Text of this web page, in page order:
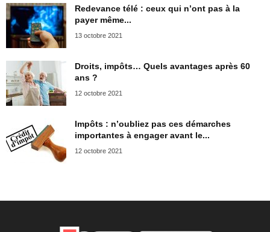
Redevance télé : ceux qui n’ont pas à la
payer même...
13 octobre 2021
Droits, impôts… Quels avantages après 60
ans ?
12 octobre 2021
Impôts : n’oubliez pas ces démarches
importantes à engager avant le...
12 octobre 2021